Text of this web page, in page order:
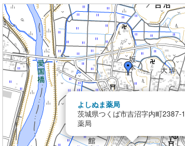
よしぬま薬局
茨城県つくば市吉沼字内町2387-1
薬局